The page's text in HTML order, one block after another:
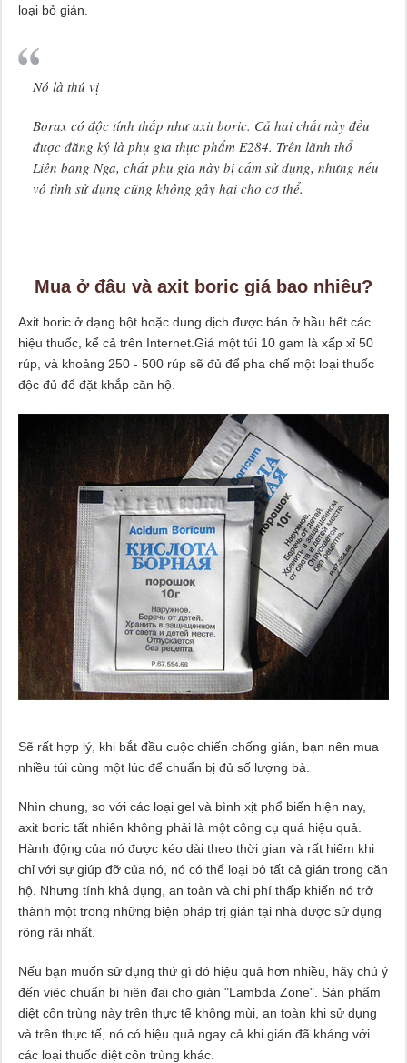
loại bỏ gián.
Nó là thú vị
Borax có độc tính thấp như axit boric. Cả hai chất này đều
được đăng ký là phụ gia thực phẩm E284. Trên lãnh thổ
Liên bang Nga, chất phụ gia này bị cấm sử dụng, nhưng nếu
vô tình sử dụng cũng không gây hại cho cơ thể.
Mua ở đâu và axit boric giá bao nhiêu?
Axit boric ở dạng bột hoặc dung dịch được bán ở hầu hết các
hiệu thuốc, kể cả trên Internet.Giá một túi 10 gam là xấp xỉ 50
rúp, và khoảng 250 - 500 rúp sẽ đủ để pha chế một loại thuốc
độc đủ để đặt khắp căn hộ.
Sẽ rất hợp lý, khi bắt đầu cuộc chiến chống gián, bạn nên mua
nhiều túi cùng một lúc để chuẩn bị đủ số lượng bả.
Nhìn chung, so với các loại gel và bình xịt phổ biến hiện nay,
axit boric tất nhiên không phải là một công cụ quá hiệu quả.
Hành động của nó được kéo dài theo thời gian và rất hiếm khi
chỉ với sự giúp đỡ của nó, nó có thể loại bỏ tất cả gián trong căn
hộ. Nhưng tính khả dụng, an toàn và chi phí thấp khiến nó trở
thành một trong những biện pháp trị gián tại nhà được sử dụng
rộng rãi nhất.
Nếu bạn muốn sử dụng thứ gì đó hiệu quả hơn nhiều, hãy chú ý
đến việc chuẩn bị hiện đại cho gián "Lambda Zone". Sản phẩm
diệt côn trùng này trên thực tế không mùi, an toàn khi sử dụng
và trên thực tế, nó có hiệu quả ngay cả khi gián đã kháng với
các loại thuốc diệt côn trùng khác.